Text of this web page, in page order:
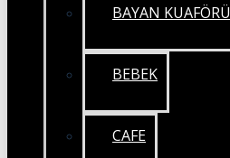
BAYAN KUAFÖRÜ
BEBEK
CAFE